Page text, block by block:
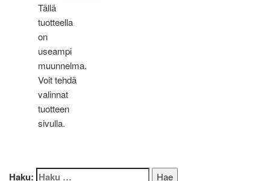
Tällä
tuotteella
on
useampi
muunnelma.
Voit tehdä
valinnat
tuotteen
sivulla.
Haku: